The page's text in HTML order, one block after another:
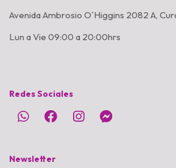
Avenida Ambrosio O´Higgins 2082 A,
Lun a Vie 09:00 a 20:00hrs
Redes Sociales
Newsletter